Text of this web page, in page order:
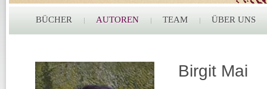
BÜCHER AUTOREN TEAM ÜBER UNS
Birgit Mai